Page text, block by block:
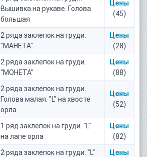
Вышивка на рукаве. Голова
большая
Цены
(45)
2 ряда заклепок на груди.
"МАНЕТА"
Цены
(28)
2 ряда заклепок на груди.
"МОНЕТА"
Цены
(88)
2 ряда заклепок на груди.
Голова малая. "L" на хвосте
орла
Цены
(52)
1 ряд заклепок на груди. "L"
на лапе орла
Цены
(82)
2 ряда заклепок на груди. "L"
Цены